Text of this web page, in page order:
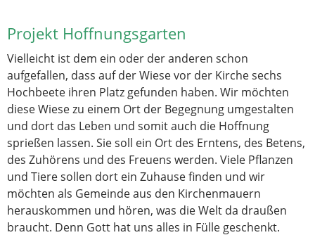
Projekt Hoffnungsgarten
Vielleicht ist dem ein oder der anderen schon
aufgefallen, dass auf der Wiese vor der Kirche sechs
Hochbeete ihren Platz gefunden haben. Wir möchten
diese Wiese zu einem Ort der Begegnung umgestalten
und dort das Leben und somit auch die Hoffnung
sprießen lassen. Sie soll ein Ort des Erntens, des Betens,
des Zuhörens und des Freuens werden. Viele Pflanzen
und Tiere sollen dort ein Zuhause finden und wir
möchten als Gemeinde aus den Kirchenmauern
herauskommen und hören, was die Welt da draußen
braucht. Denn Gott hat uns alles in Fülle geschenkt.